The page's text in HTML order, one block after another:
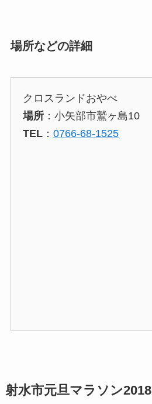
場所などの詳細
クロスランドおやべ
場所：小矢部市鷲ヶ島10
TEL： 0766-68-1525
射水市元旦マラソン2018